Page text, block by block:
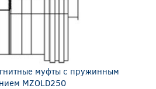
муфты с пружинным
MZOLD250